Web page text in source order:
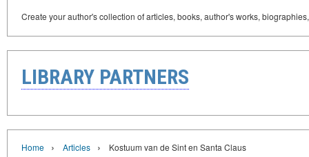
Create your author's collection of articles, books, author's works,
LIBRARY PARTNERS
Home › Articles › Kostuum van de Sint en Santa Claus